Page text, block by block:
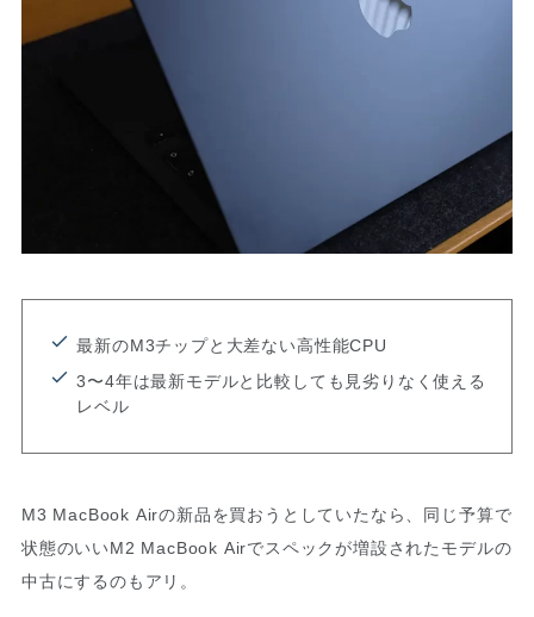
最新のM3チップと大差ない高性能CPU
3〜4年は最新モデルと比較しても見劣りなく使える
レベル
M3 MacBook Airの新品を買おうとしていたなら、同じ予算で
状態のいいM2 MacBook Airでスペックが増設されたモデルの
中古にするのもアリ。